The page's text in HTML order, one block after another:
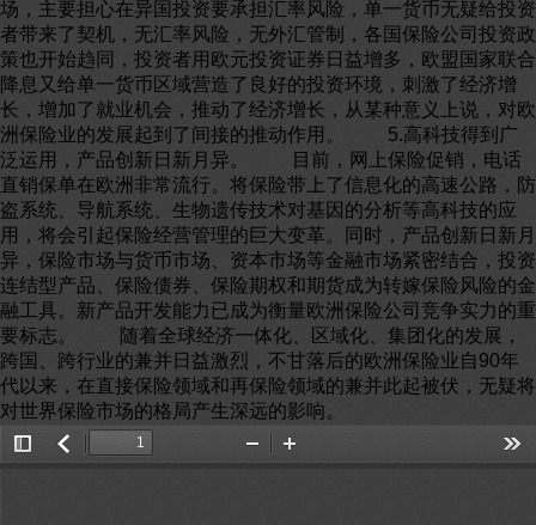
场，主要担心在异国投资要承担汇率风险，单一货币无疑给投资
者带来了契机，无汇率风险，无外汇管制，各国保险公司投资政
策也开始趋同，投资者用欧元投资证券日益增多，欧盟国家联合
降息又给单一货币区域营造了良好的投资环境，刺激了经济增
长，增加了就业机会，推动了经济增长，从某种意义上说，对欧
洲保险业的发展起到了间接的推动作用。 5.高科技得到广
泛运用，产品创新日新月异。 目前，网上保险促销，电话
直销保单在欧洲非常流行。将保险带上了信息化的高速公路，防
盗系统、导航系统、生物遗传技术对基因的分析等高科技的应
用，将会引起保险经营管理的巨大变革。同时，产品创新日新月
异，保险市场与货币市场、资本市场等金融市场紧密结合，投资
连结型产品、保险债券、保险期权和期货成为转嫁保险风险的金
融工具。新产品开发能力已成为衡量欧洲保险公司竞争实力的重
要标志。 随着全球经济一体化、区域化、集团化的发展，
跨国、跨行业的兼并日益激烈，不甘落后的欧洲保险业自90年
代以来，在直接保险领域和再保险领域的兼并此起被伏，无疑将
对世界保险市场的格局产生深远的影响。
Toggle返
Zoom